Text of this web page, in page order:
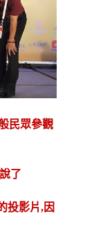
民眾參觀
了
投影片,因